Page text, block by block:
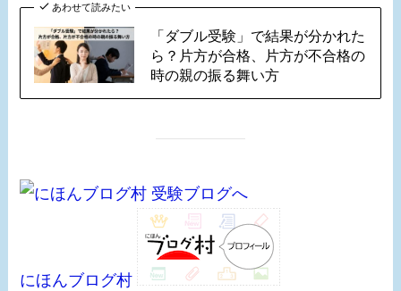
あわせて読みたい
「ダブル受験」で結果が分かれた
ら？片方が合格、片方が不合格の
時の親の振る舞い方
にほんブログ村